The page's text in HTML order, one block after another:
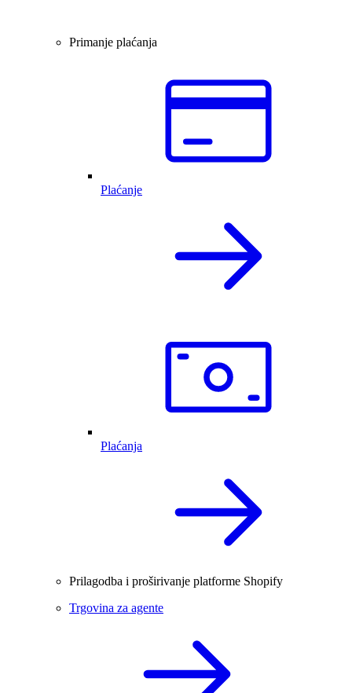
Primanje plaćanja
Plaćanje
Plaćanja
Prilagodba i proširivanje platforme Shopify
Trgovina za agente